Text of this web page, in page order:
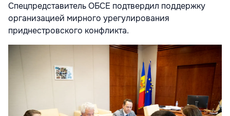
Спецпредставитель ОБСЕ подтвердил поддержку
организацией мирного урегулирования
приднестровского конфликта.